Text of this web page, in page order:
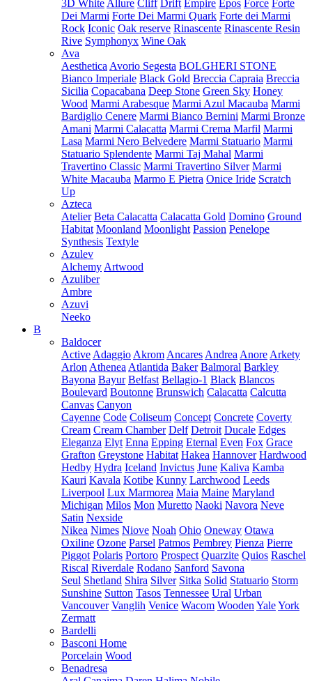
3D White Allure Cliff Drift Empire Epos Force Forte
Dei Marmi Forte Dei Marmi Quark Forte dei Marmi
Rock Iconic Oak reserve Rinascente Rinascente Resin
Rive Symphonyx Wine Oak
Ava
Aesthetica Avorio Segesta BOLGHERI STONE
Bianco Imperiale Black Gold Breccia Capraia Breccia
Sicilia Copacabana Deep Stone Green Sky Honey
Wood Marmi Arabesque Marmi Azul Macauba Marmi
Bardiglio Cenere Marmi Bianco Bernini Marmi Bronze
Amani Marmi Calacatta Marmi Crema Marfil Marmi
Lasa Marmi Nero Belvedere Marmi Statuario Marmi
Statuario Splendente Marmi Taj Mahal Marmi
Travertino Classic Marmi Travertino Silver Marmi
White Macauba Marmo E Pietra Onice Iride Scratch
Up
Azteca
Atelier Beta Calacatta Calacatta Gold Domino Ground
Habitat Moonland Moonlight Passion Penelope
Synthesis Textyle
Azulev
Alchemy Artwood
Azuliber
Ambre
Azuvi
Neeko
B
Baldocer
Active Adaggio Akrom Ancares Andrea Anore Arkety
Arlon Athenea Atlantida Baker Balmoral Barkley
Bayona Bayur Belfast Bellagio-1 Black Blancos
Boulevard Boutonne Brunswich Calacatta Calcutta
Canvas Canyon
Cayenne Code Coliseum Concept Concrete Coverty
Cream Cream Chamber Delf Detroit Ducale Edges
Eleganza Elyt Enna Epping Eternal Even Fox Grace
Grafton Greystone Habitat Hakea Hannover Hardwood
Hedby Hydra Iceland Invictus June Kaliva Kamba
Kauri Kavala Kotibe Kunny Larchwood Leeds
Liverpool Lux Marmorea Maia Maine Maryland
Michigan Milos Mon Muretto Naoki Navora Neve
Satin Nexside
Nikea Nimes Niove Noah Ohio Oneway Otawa
Oxiline Ozone Parsel Patmos Pembrey Pienza Pierre
Piggot Polaris Portoro Prospect Quarzite Quios Raschel
Riscal Riverdale Rodano Sanford Savona
Seul Shetland Shira Silver Sitka Solid Statuario Storm
Sunshine Sutton Tasos Tennessee Ural Urban
Vancouver Vanglih Venice Wacom Wooden YaleYork
Zermatt
Bardelli
Basconi Home
Porcelain Wood
Benadresa